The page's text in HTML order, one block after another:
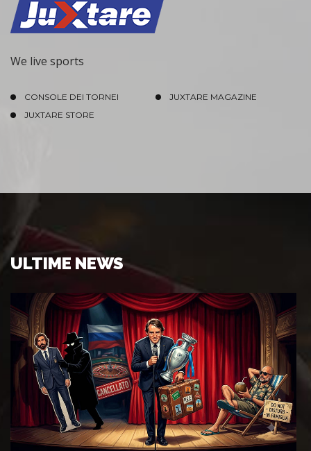
We live sports
CONSOLE DEI TORNEI
JUXTARE MAGAZINE
JUXTARE STORE
ULTIME NEWS